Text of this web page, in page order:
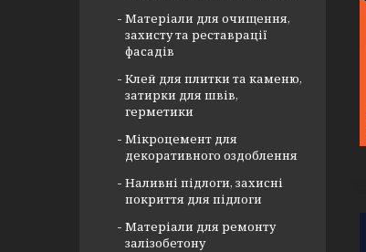
Матеріали для очищення,
захисту та реставрації
фасадів
Клей для плитки та каменю,
затирки для швів,
герметики
Мікроцемент для
декоративного оздоблення
Наливні підлоги, захисні
покриття для підлоги
Матеріали для ремонту
залізобетону